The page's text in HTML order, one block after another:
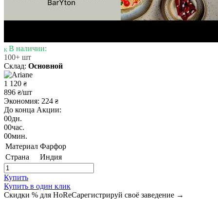
В наличии:
100+ шт
Склад: Основной
1 120 ₴
896 ₴/шт
Экономия: 224 ₴
До конца Акции:
00дн.
00час.
00мин.
Материал Фарфор
Страна
Индия
Купить
Купить в один клик
Скидки % для HoReCaрегистрируй своё заведение →